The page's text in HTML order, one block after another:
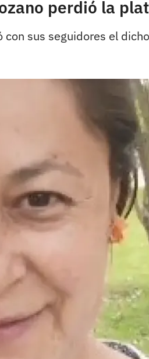
perdió la
sus seguidores el